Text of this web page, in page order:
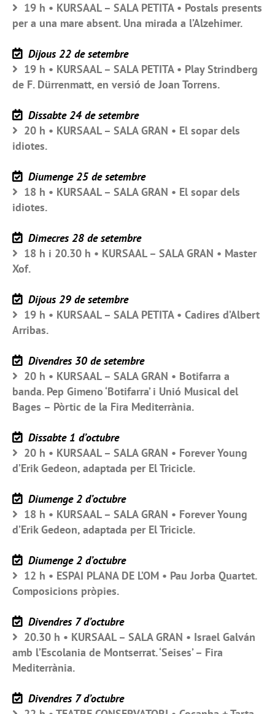
19 h • KURSAAL – SALA PETITA • Postals presents
per a una mare absent. Una mirada a l’Alzehimer.
Dijous 22 de setembre
19 h • KURSAAL – SALA PETITA • Play Strindberg
de F. Dürrenmatt, en versió de Joan Torrens.
Dissabte 24 de setembre
20 h • KURSAAL – SALA GRAN • El sopar dels
idiotes.
Diumenge 25 de setembre
18 h • KURSAAL – SALA GRAN • El sopar dels
idiotes.
Dimecres 28 de setembre
18 h i 20.30 h • KURSAAL – SALA GRAN • Master
Xof.
Dijous 29 de setembre
19 h • KURSAAL – SALA PETITA • Cadires d’Albert
Arribas.
Divendres 30 de setembre
20 h • KURSAAL – SALA GRAN • Botifarra a
banda. Pep Gimeno ‘Botifarra’ i Unió Musical del
Bages – Pòrtic de la Fira Mediterrània.
Dissabte 1 d’octubre
20 h • KURSAAL – SALA GRAN • Forever Young
d’Erik Gedeon, adaptada per El Tricicle.
Diumenge 2 d’octubre
18 h • KURSAAL – SALA GRAN • Forever Young
d’Erik Gedeon, adaptada per El Tricicle.
Diumenge 2 d’octubre
12 h • ESPAI PLANA DE L’OM • Pau Jorba Quartet.
Composicions pròpies.
Divendres 7 d’octubre
20.30 h • KURSAAL – SALA GRAN • Israel Galván
amb l’Escolania de Montserrat. ‘Seises’ – Fira
Mediterrània.
Divendres 7 d’octubre